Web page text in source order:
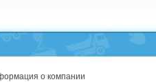
о компании